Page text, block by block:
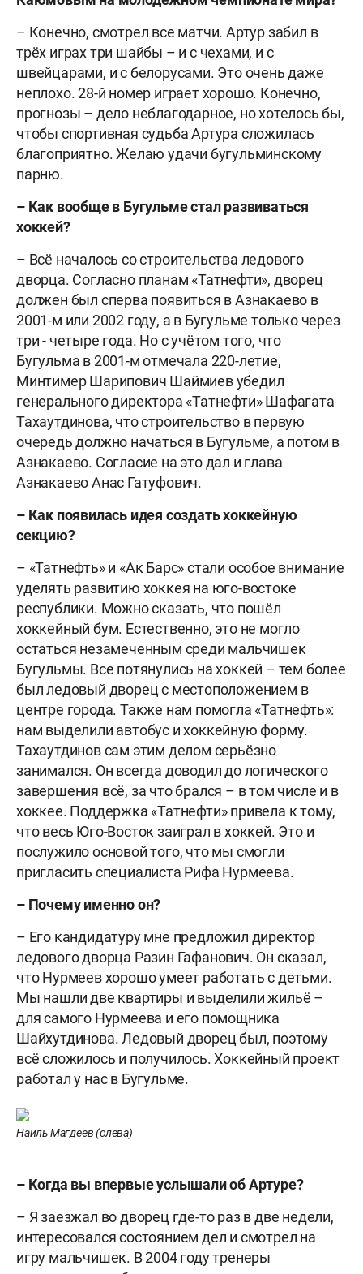
– Конечно, смотрел все матчи. Артур забил в
трёх играх три шайбы – и с чехами, и с
швейцарами, и с белорусами. Это очень даже
неплохо. 28-й номер играет хорошо. Конечно,
прогнозы – дело неблагодарное, но хотелось бы,
чтобы спортивная судьба Артура сложилась
благоприятно. Желаю удачи бугульминскому
парню.
– Как вообще в Бугульме стал развиваться
хоккей?
– Всё началось со строительства ледового
дворца. Согласно планам «Татнефти», дворец
должен был сперва появиться в Азнакаево в
2001-м или 2002 году, а в Бугульме только через
три - четыре года. Но с учётом того, что
Бугульма в 2001-м отмечала 220-летие,
Минтимер Шарипович Шаймиев убедил
генерального директора «Татнефти» Шафагата
Тахаутдинова, что строительство в первую
очередь должно начаться в Бугульме, а потом в
Азнакаево. Согласие на это дал и глава
Азнакаево Анас Гатуфович.
– Как появилась идея создать хоккейную
секцию?
– «Татнефть» и «Ак Барс» стали особое внимание
уделять развитию хоккея на юго-востоке
республики. Можно сказать, что пошёл
хоккейный бум. Естественно, это не могло
остаться незамеченным среди мальчишек
Бугульмы. Все потянулись на хоккей – тем более
был ледовый дворец с местоположением в
центре города. Также нам помогла «Татнефть»:
нам выделили автобус и хоккейную форму.
Тахаутдинов сам этим делом серьёзно
занимался. Он всегда доводил до логического
завершения всё, за что брался – в том числе и в
хоккее. Поддержка «Татнефти» привела к тому,
что весь Юго-Восток заиграл в хоккей. Это и
послужило основой того, что мы смогли
пригласить специалиста Рифа Нурмеева.
– Почему именно он?
– Его кандидатуру мне предложил директор
ледового дворца Разин Гафанович. Он сказал,
что Нурмеев хорошо умеет работать с детьми.
Мы нашли две квартиры и выделили жильё –
для самого Нурмеева и его помощника
Шайхутдинова. Ледовый дворец был, поэтому
всё сложилось и получилось. Хоккейный проект
работал у нас в Бугульме.
Наиль Магдеев (слева)
– Когда вы впервые услышали об Артуре?
– Я заезжал во дворец где-то раз в две недели,
интересовался состоянием дел и смотрел на
игру мальчишек. В 2004 году тренеры